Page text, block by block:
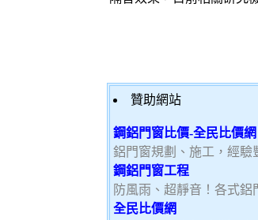
贊助網站
鋼鋁門窗比價-全民比價網
鋁門窗規劃、施工，經驗
鋼鋁門窗工程
防風雨、超靜音！各式
全民比價網